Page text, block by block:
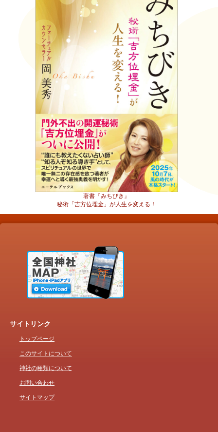
著書『みちびき』
秘術「吉方位埋金」が人生を変える！
サイトリンク
トップページ
このサイトについて
神社の種類について
お問い合わせ
サイトマップ